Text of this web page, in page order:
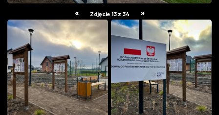
« Zdjęcie 13 z 34 »